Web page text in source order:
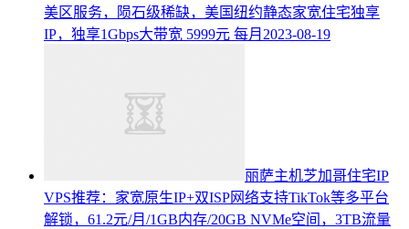
美区服务，陨石级稀缺，美国纽约静态家宽住宅独享
IP，独享1Gbps大带宽 5999元 每月 2023-08-19
丽萨主机芝加哥住宅IP
VPS推荐：家宽原生IP+双ISP网络支持TikTok等多平台
解锁，61.2元/月/1GB内存/20GB NVMe空间，3TB流量